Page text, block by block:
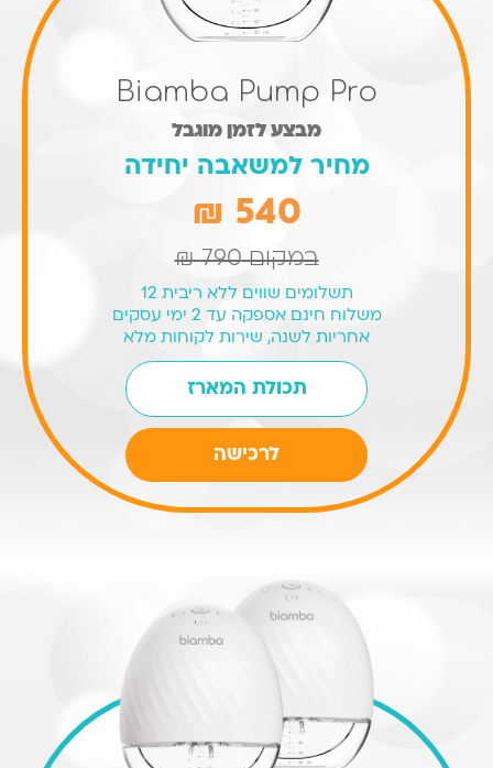
Biamba Pump Pro
מבצע לזמן מוגבל
מחיר למשאבה יחידה
540 ₪
במקום790 ₪
תשלומים שווים ללא ריבית 12
משלוח חינם אספקה עד 2 ימי עסקים
אחריות לשנה, שירות לקוחות מלא
תכולת המארז
המחיר
המקורי
היה:
₪790.
המחיר
הנוכחי
הוא:
₪540.
לרכישה